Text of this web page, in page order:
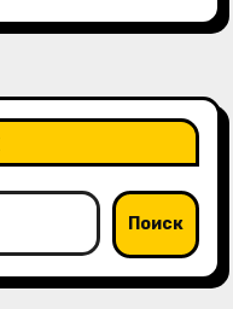
Поиск